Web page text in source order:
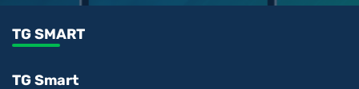
l’audio1.74%
in-
TG SMART
TG Smart